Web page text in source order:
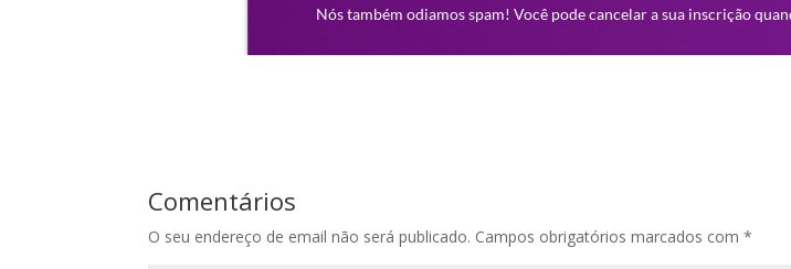
Comentários
O seu endereço de email não será publicado. Campos obrigatórios marcados com*